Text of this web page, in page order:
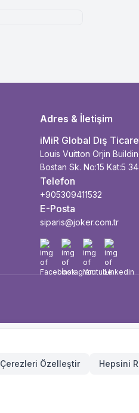
Adres & İletişim
iMiR Global Dış
Louis Vuitton Orjin
Bostan Sk. No:15 Kat:5
Telefon
+905309411532
E-Posta
siparis@joker.com.tr
Facebookİnstagram
Youtube
Çerezleri Özelleştir Hepsini